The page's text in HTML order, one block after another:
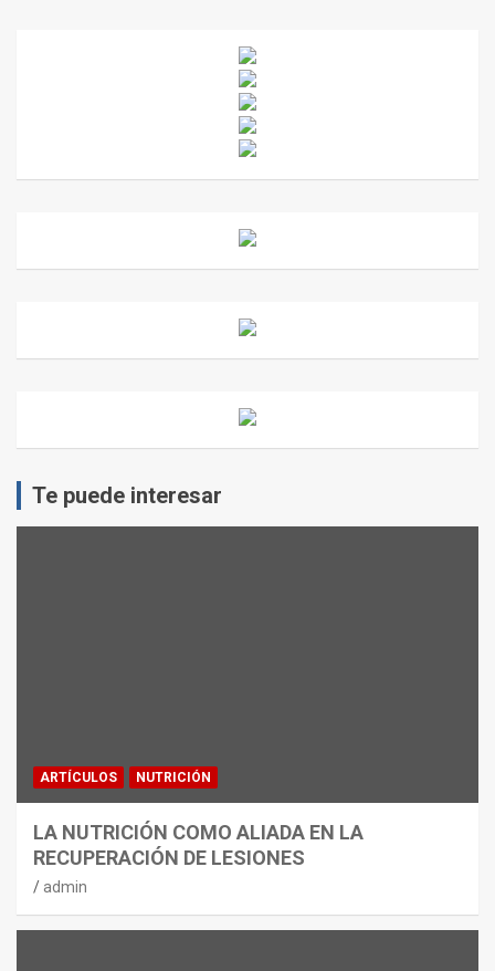
Te puede interesar
ARTÍCULOS NUTRICIÓN
LA NUTRICIÓN COMO ALIADA EN LA
RECUPERACIÓN DE LESIONES
admin